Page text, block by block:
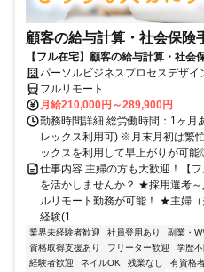
顧客の給与計算・社会保険
【フル在宅】顧客の給与計算・社会
パーソルビジネスプロセスデザイ
フルリモート
月給210,000円～289,900円
勤務時間詳細 総労働時間：1ヶ月
レックス利用可) ※月末月初は繁
ックスを利用して早上がりが可
仕事内容 主婦の方も大歓迎！【
を活かしませんか？ ★採用選考
ルリモート勤務が可能！ ★主婦
経験(1...
業界未経験者歓迎 社員登用あり 副業・
資格取得支援あり
フリーター歓迎 学歴不
経験者歓迎
ネイルOK 残業なし 有資格